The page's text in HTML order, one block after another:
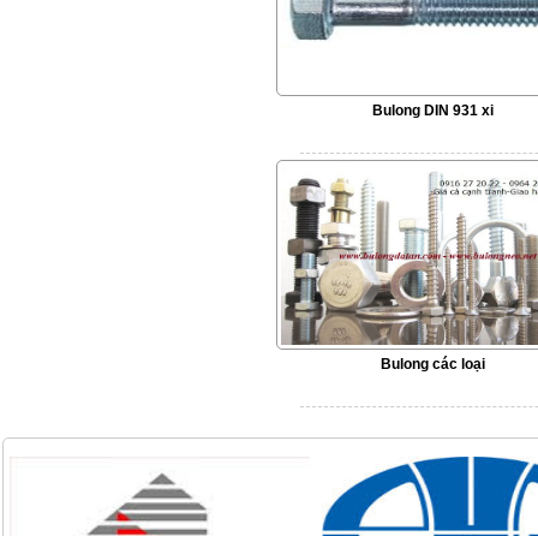
Bulong DIN 931 xi
Bulong các loại